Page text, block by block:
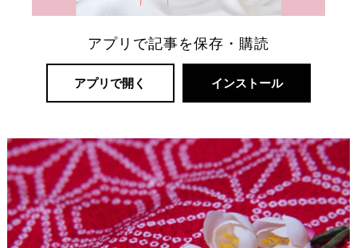
アプリで記事を保存・購読
アプリで開く インストール
リ
ー
婚